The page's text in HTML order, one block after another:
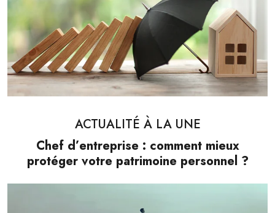
ACTUALITÉ À LA UNE
Chef d’entreprise : comment mieux
protéger votre patrimoine personnel ?